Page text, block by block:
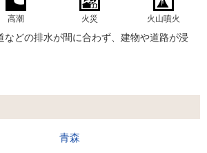
高潮 火災 火山噴火
などの排水が間に合わず、建物や道路が浸
青森